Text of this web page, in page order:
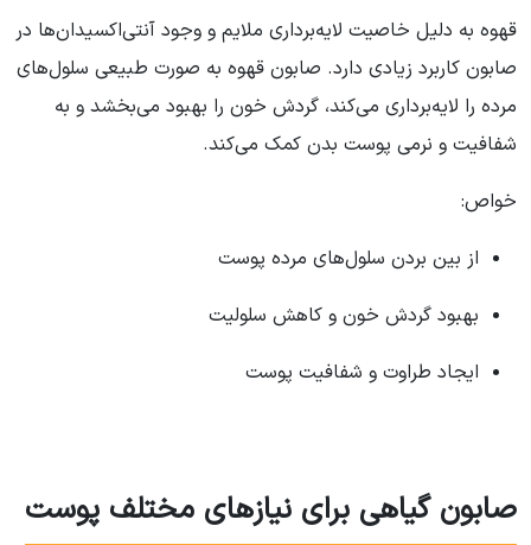
قهوه به دلیل خاصیت لایه‌برداری ملایم و وجود آنتی‌اکسیدان‌ها در
صابون کاربرد زیادی دارد. صابون قهوه به صورت طبیعی سلول‌های
مرده را لایه‌برداری می‌کند، گردش خون را بهبود می‌بخشد و به
شفافیت و نرمی پوست بدن کمک می‌کند.
خواص:
از بین بردن سلول‌های مرده پوست
بهبود گردش خون و کاهش سلولیت
ایجاد طراوت و شفافیت پوست
صابون گیاهی برای نیازهای مختلف پوست